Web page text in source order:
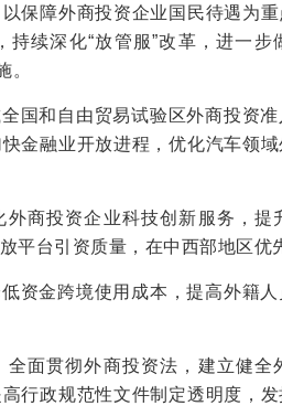
保障外商投资企业国民待遇为重
续深化“放管服”改革，进一
。
国和自由贸易试验区外商投资
金融业开放进程，优化汽车领
外商投资企业科技创新服务，提
平台引资质量，在中西部地区优
资金跨境使用成本，提高外籍
全面贯彻外商投资法，建立健全
行政规范性文件制定透明度，